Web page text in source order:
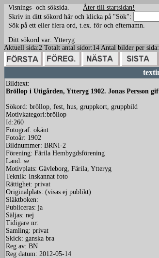
Visnings- och söksida. Åter till startsidan!
Skriv in ditt sökord här och klicka på "Sök":
Sök på ett eller flera ord, t.ex. för och efternamn.
Ditt sökord var: Ytteryg
Aktuell sida:2 Totalt antal sidor:14 Antal bilder per
Bildtext:
Bröllop i Utigården, Ytteryg 1902. Jonas Persson
Sökord: bröllop, fest, hus, gruppkort, gruppbild
Motivkategori:bröllop
Id:260
Fotograf: okänt
Fotoår: 1902
Bildnummer: BRNI-2
Förening: Färila Hembygdsförening
Land: se
Motivplats: Gävleborg, Färila, Ytteryg
Teknik: Inskannat foto
Rättighet: privat
Originalplats: (visas ej publikt)
Släktboken:
Publiceras: ja
Säljas: nej
Tidigare nr:
Samling: privat
Skick: ganska bra
Reg av: BN
Reg datum: 2012-05-14